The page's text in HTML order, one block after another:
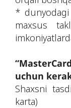
*
maxsus
uchun
Shaxsni
karta)